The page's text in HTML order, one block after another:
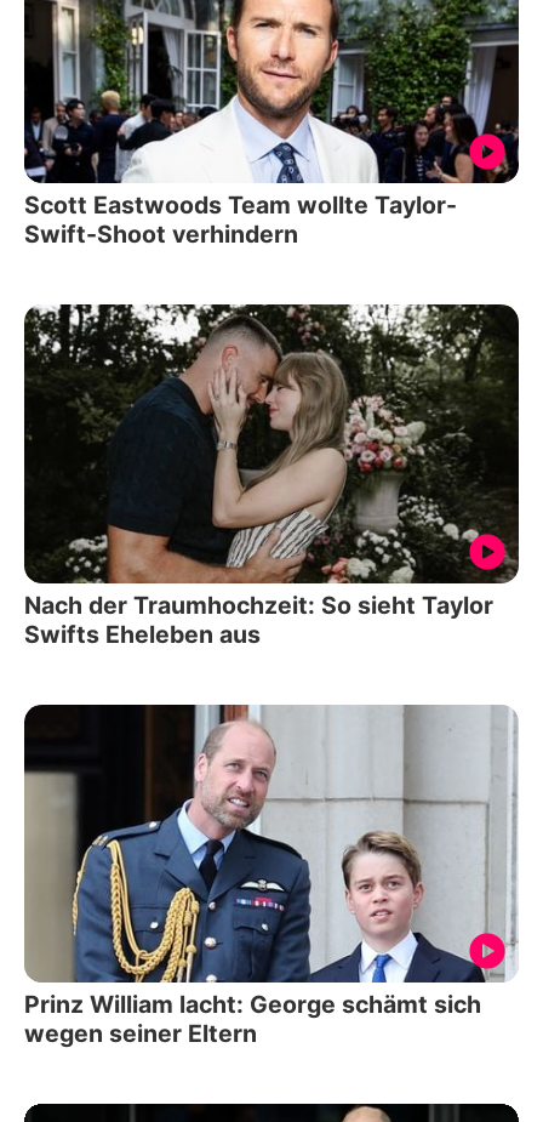
Scott Eastwoods Team wollte Taylor-
Swift-Shoot verhindern
Nach der Traumhochzeit: So sieht Taylor
Swifts Eheleben aus
Prinz William lacht: George schämt sich
wegen seiner Eltern